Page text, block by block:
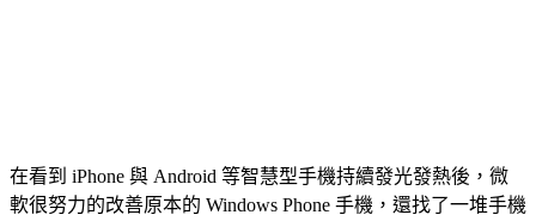
在看到 iPhone 與 Android 等智慧型手機持續發光發熱後，微
軟很努力的改善原本的 Windows Phone 手機，還找了一堆手機